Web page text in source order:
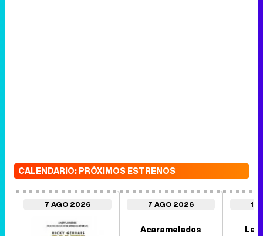
CALENDARIO: PRÓXIMOS ESTRENOS
7 AGO 2026 7 AGO 2026
Acaramelados
11
Las